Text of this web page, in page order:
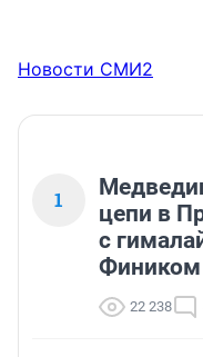
Новости СМИ2
1
цепи в
с
Фиником
22 238